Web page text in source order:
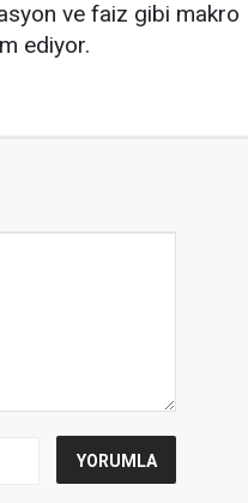
ve faiz gibi makro
ediyor.